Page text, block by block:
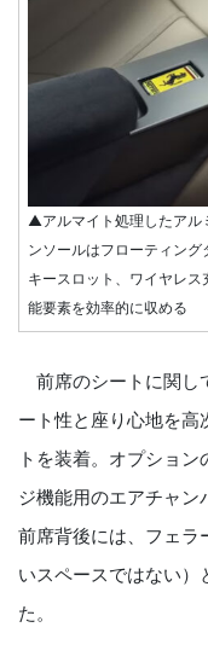
▲アルマイト処理したアル
ンソールはフローティン
キースロット、ワイヤレ
能要素を効率的に収める
前席のシートに関し
ート性と座り心地を高
トを装着。オプショ
ジ機能用のエアチャン
前席背後には、フェラ
いスペースではない）
た。